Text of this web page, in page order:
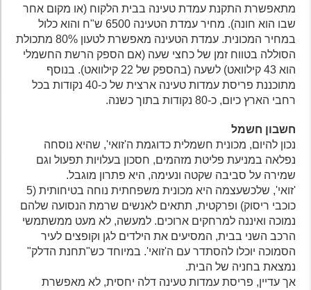
מתאפשרת התקנת עמדת טעינה בבית הלקוח (או מקום אחר
שבו הוא חונה). מחיר עמדת הטעינה 6500 ש"ח והוא כלול
במחיר המכונית. עמדת הטעינה מאפשרת לטעון 80% מתכולת
הסוללה בטווח זמן של כחצי שעה (אם הספק הרשת החשמלי
הוא 43 קילוואט) לשעה (בהספק של 22 קילוואט). בנוסף
מתוכננת פריסת עמדות טעינה ארצית של כ-40 נקודות בכל
רחבי הארץ כיום, כ-80 נקודות בתוך כשנה.
חשבון חשמל
נכון להיום, מכונית חשמלית כדוגמת ה'זואי', שהיא נוסחה
נפלאה במניעת פליטת מזהמים, חסכון בעלויות תפעול וגם
שמירה על סביבה שקטה ונעימה, היא פתרון מוגבל.
'זואי', שלכשעצמה היא מכונית משפחתית נוחה בטיחותית (5
כוכבי ריסוק) ופרקטית, תתאים לאנשים שרמת הנסועה שלהם
נמוכה ואיננה למרחקים ארוכים. למעשה, לא מעט ממשתמשי
הרכב השני בבית, המסיעים את הילדים לגן וקופצים לעיר
הסמוכה יוכלו להסתדר עם ה'זואי'. במיוחד כש"תחנת הדלק"
נמצאת בחניה של הבית.
אך עדיין, פריסת עמדות טעינה דלה יחסית, לא מאפשרת